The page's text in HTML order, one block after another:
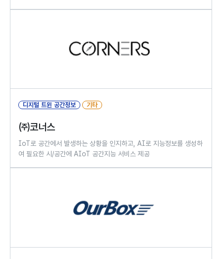
디지털 트윈 공간정보 기타
㈜코너스
IoT로 공간에서 발생하는 상황을 인지하고, AI로 지능정보를 생성하
여 필요한 시/공간에 AIoT 공간지능 서비스 제공